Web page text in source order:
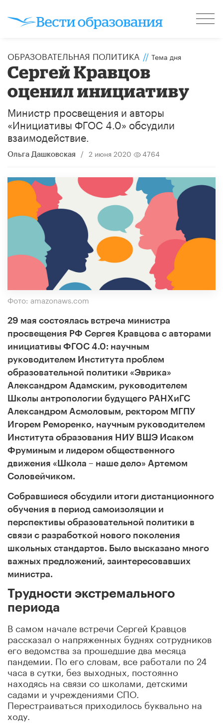
ОБРАЗОВАТЕЛЬНАЯ ПОЛИТИКА // Тема дня
Сергей Кравцов
оценил инициативу
Министр просвещения и авторы
«Инициативы ФГОС 4.0» обсудили
взаимодействие.
Ольга Дашковская / 2 июня 2020 4764
Фото: amazonaws.com
29 мая состоялась встреча министра
просвещения РФ Сергея Кравцова с авторами
инициативы ФГОС 4.0: научным
руководителем Института проблем
образовательной политики «Эврика»
Александром Адамским, руководителем
Школы антропологии будущего РАНХиГС
Александром Асмоловым, ректором МГПУ
Игорем Реморенко, научным руководителем
Института образования НИУ ВШЭ Исаком
Фруминым и лидером общественного
движения «Школа – наше дело» Артемом
Соловейчиком.
Собравшиеся обсудили итоги дистанционного
обучения в период самоизоляции и
перспективы образовательной политики в
связи с разработкой нового поколения
школьных стандартов. Было высказано много
важных предложений, заинтересовавших
министра.
Трудности экстремального
периода
В самом начале встречи Cергей Кравцов
рассказал о напряженных буднях сотрудников
его ведомства за прошедшие два месяца
пандемии. По его словам, все работали по 24
часа в сутки, без выходных, постоянно
находясь на связи со школами, детскими
садами и учреждениями СПО.
Перестраиваться приходилось буквально на
ходу.